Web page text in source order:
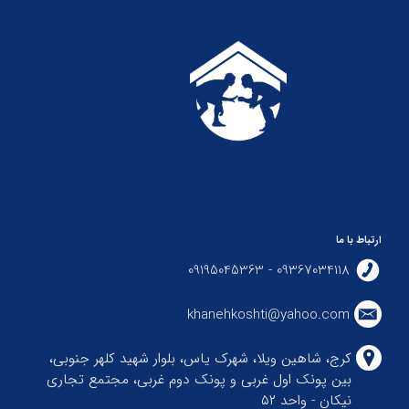
ارتباط با ما
09367034118 - 09195045363
khanehkoshti@yahoo.com
کرج، شاهین ویلا، شهرک یاس، بلوار شهید کلهر جنوبی،
بین پونک اول غربی و پونک دوم غربی، مجتمع تجاری
نیکان - واحد ۵۲